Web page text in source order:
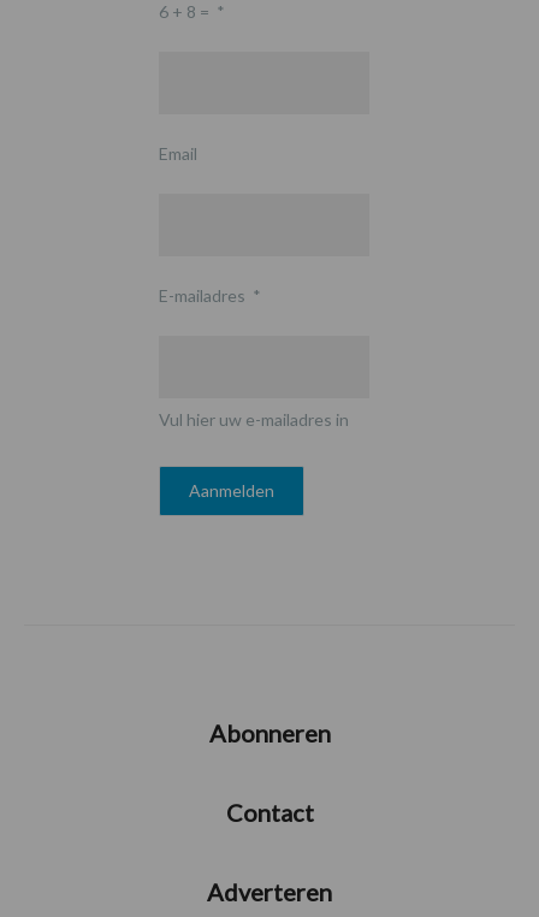
6 + 8 = *
Email
E-mailadres *
Vul hier uw e-mailadres in
Abonneren
Contact
Adverteren